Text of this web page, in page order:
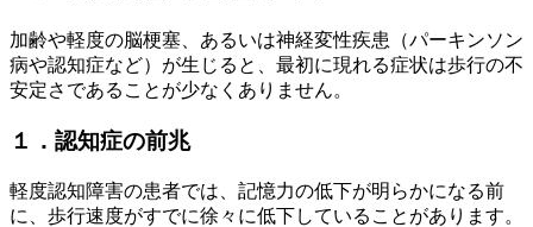
加齢や軽度の脳梗塞、あるいは神経変性疾患（パーキンソン
病や認知症など）が生じると、最初に現れる症状は歩行の不
安定さであることが少なくありません。
１．認知症の前兆
軽度認知障害の患者では、記憶力の低下が明らかになる前
に、歩行速度がすでに徐々に低下していることがあります。